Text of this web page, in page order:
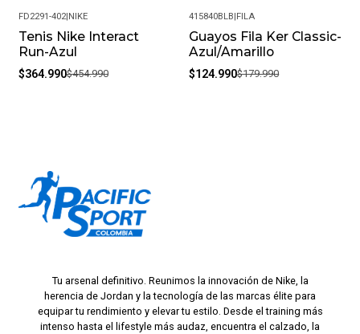
-20%
FD2291-402|NIKE
Tenis Nike Interact
Run-Azul
$364.990$454.990
-31%
415840BLB|FILA
Guayos Fila Ker Classic-
Azul/Amarillo
$124.990$179.990
Tu arsenal definitivo. Reunimos la innovación de Nike, la
herencia de Jordan y la tecnología de las marcas élite para
equipar tu rendimiento y elevar tu estilo. Desde el training más
intenso hasta el lifestyle más audaz, encuentra el calzado, la